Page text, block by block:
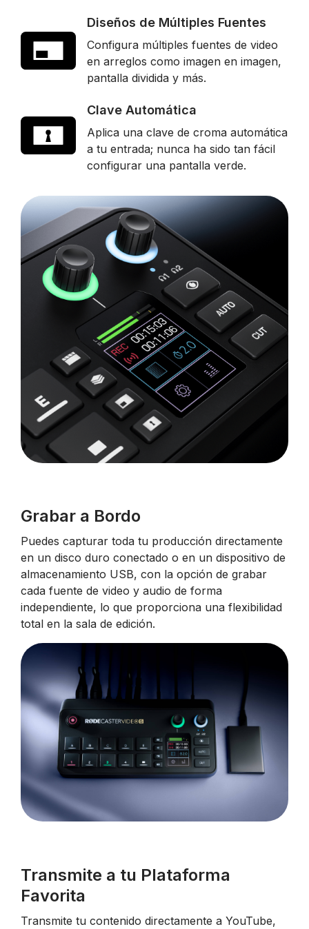
Diseños de Múltiples Fuentes
Configura múltiples fuentes de video
en arreglos como imagen en imagen,
pantalla dividida y más.
Clave Automática
Aplica una clave de croma automática
a tu entrada; nunca ha sido tan fácil
configurar una pantalla verde.
Grabar a Bordo
Puedes capturar toda tu producción directamente
en un disco duro conectado o en un dispositivo de
almacenamiento USB, con la opción de grabar
cada fuente de video y audio de forma
independiente, lo que proporciona una flexibilidad
total en la sala de edición.
Transmite a tu Plataforma
Favorita
Transmite tu contenido directamente a YouTube,